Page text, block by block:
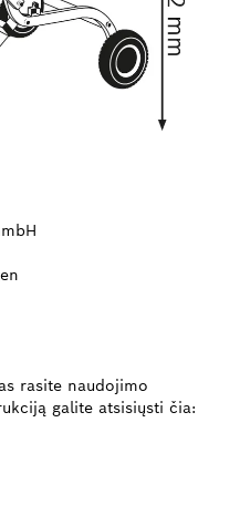
rasite naudojimo
galite atsisiųsti čia: